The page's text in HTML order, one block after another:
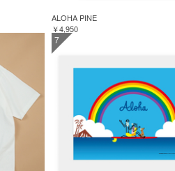
ALOHA PINE
￥4,950
7